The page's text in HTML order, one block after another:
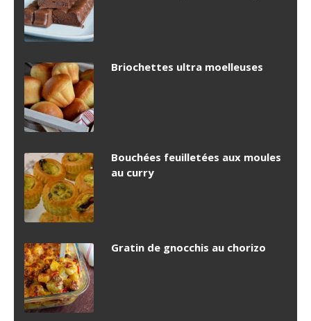
Briochettes ultra moelleuses
Bouchées feuilletées aux moules
au curry
Gratin de gnocchis au chorizo